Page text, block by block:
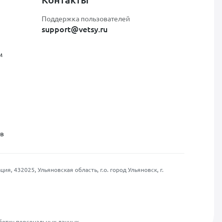
Поддержка пользователей
support@vetsy.ru
Ульяновская область, г.о. город Ульяновск, г.